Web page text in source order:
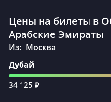
Цены на билеты в
Арабские Эмираты
Из: Москва
Дубай
34 125 ₽